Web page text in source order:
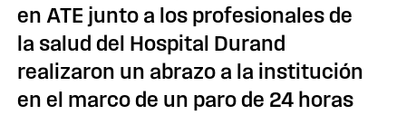
en ATE junto a los profesionales de
la salud del Hospital Durand
realizaron un abrazo a la institución
en el marco de un paro de 24 horas